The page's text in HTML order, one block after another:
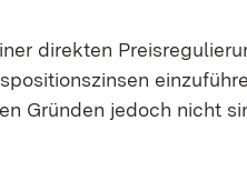
direkten
Gründen jedoch nicht